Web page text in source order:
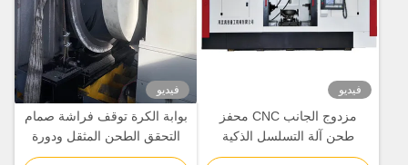
فيديو
مزدوج الجانب CNC محفز
طحن آلة التسلسل الذكية
بالكامل الآلية
فيديو
بوابة الكرة توقف فراشة صمام
التحقق الطحن المثقل ودورة
الجهاز الدوارة 50 R/Min